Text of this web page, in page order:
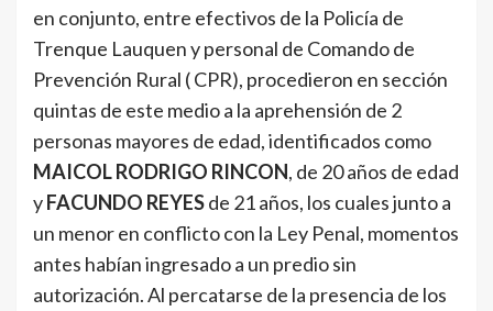
en conjunto, entre efectivos de la Policía de
Trenque Lauquen y personal de Comando de
Prevención Rural ( CPR), procedieron en sección
quintas de este medio a la aprehensión de 2
personas mayores de edad, identificados como
MAICOL RODRIGO RINCON, de 20 años de edad
yFACUNDO REYESde 21 años, los cuales junto a
un menor en conflicto con la Ley Penal, momentos
antes habían ingresado a un predio sin
autorización. Al percatarse de la presencia de los